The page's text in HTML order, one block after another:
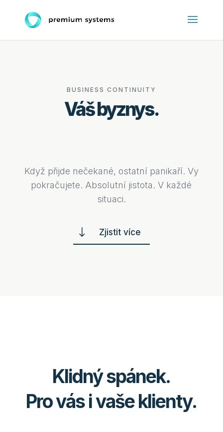
BUSINESS CONTINUITY
Váš byznys.
Když přijde nečekané, ostatní panikaří. Vy
pokračujete. Absolutní jistota. V každé
situaci.
" Zjistit více
Klidný spánek.
Pro vás i vaše klienty.